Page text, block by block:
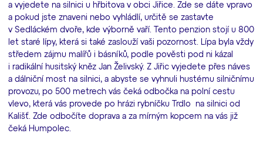
a vyjedete na silnici u hřbitova v obci Jiřice. Zde se dáte vpravo
a pokud jste znaveni nebo vyhládlí, určitě se zastavte
v Sedláckém dvoře, kde výborně vaří. Tento penzion stojí u 800
let staré lípy, která si také zaslouží vaši pozornost. Lípa byla vždy
středem zájmu malířů i básníků, podle pověsti pod ni kázal
i radikální husitský kněz Jan Želivský. Z Jiřic vyjedete přes náves
a dálniční most na silnici, a abyste se vyhnuli hustému silničnímu
provozu, po 500 metrech vás čeká odbočka na polní cestu
vlevo, která vás provede po hrázi rybníčku Trdlo na silnici od
Kališť. Zde odbočíte doprava a za mírným kopcem na vás již
čeká Humpolec.